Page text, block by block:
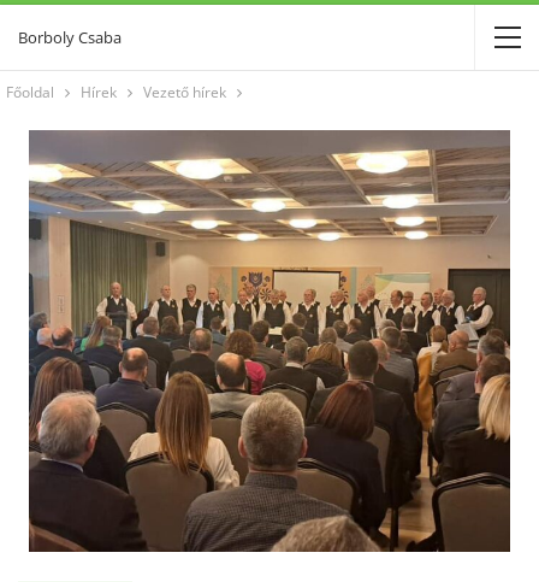
Borboly Csaba
Főoldal Hírek Vezető hírek